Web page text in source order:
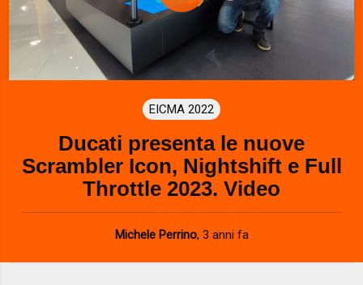
P
a
y
V
i
d
e
EICMA 2022
Ducati presenta le nuove
Scrambler Icon, Nightshift e Full
Throttle 2023. Video
Michele Perrino, 3 anni fa